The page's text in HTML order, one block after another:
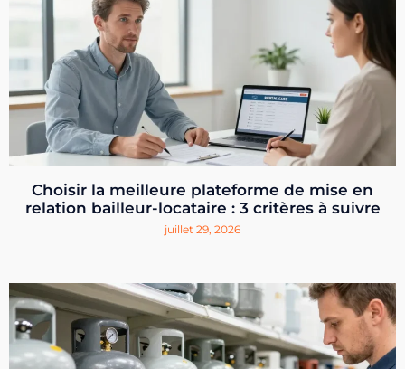
Choisir la meilleure plateforme de mise en
relation bailleur-locataire : 3 critères à suivre
juillet 29, 2026